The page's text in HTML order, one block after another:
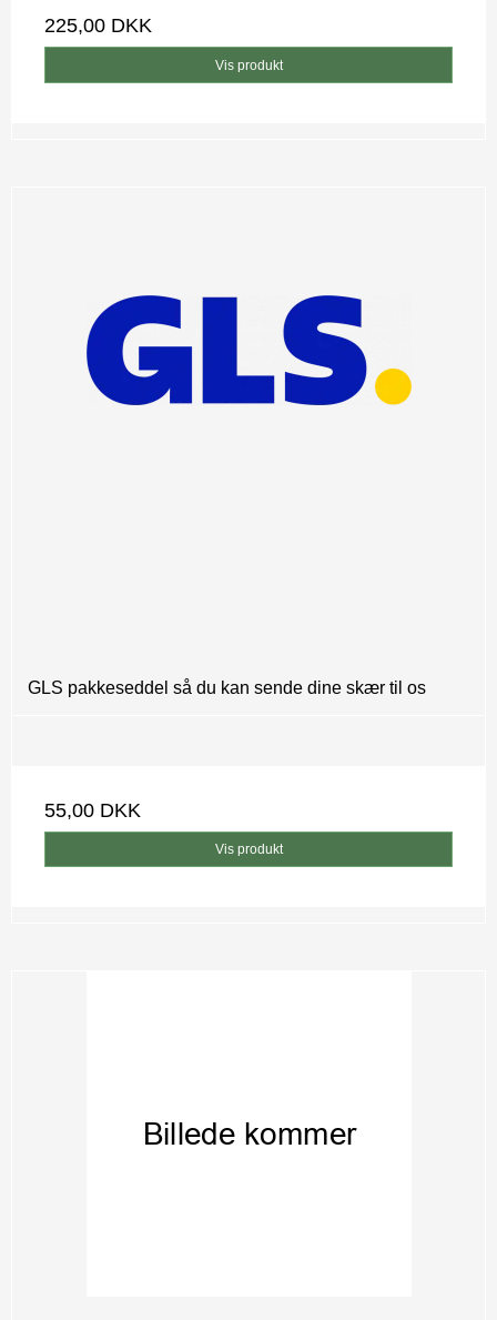
225,00 DKK
Vis produkt
GLS pakkeseddel så du kan sende dine skær til os
55,00 DKK
Vis produkt